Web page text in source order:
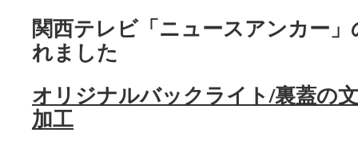
関西テレビ「ニュースアンカー
れました
オリジナルバックライト/裏蓋の
加工